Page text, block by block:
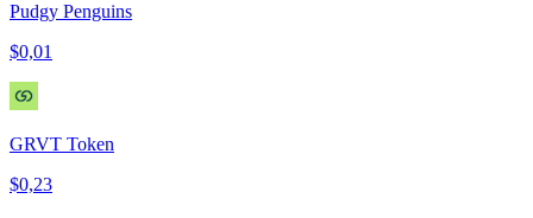
Pudgy Penguins
$0,01
GRVT Token
$0,23